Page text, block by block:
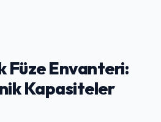
Füze Envanteri:
Kapasiteler